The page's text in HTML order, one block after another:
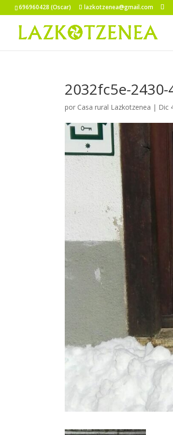
696960428 (Oscar) lazkotzenea@gmail.com
2032fc5e-
por Casa rural Lazkotzenea | Dic